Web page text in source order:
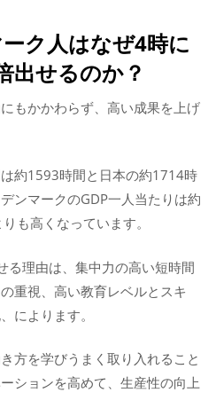
ク人はなぜ4時に
出せるのか？
もかかわらず、高い成果を上げ
約1593時間と日本の約1714時
ンマークのGDP一人当たりは約
も高くなっています。
る理由は、集中力の高い短時間
重視、高い教育レベルとスキ
によります。
方を学びうまく取り入れること
ションを高めて、生産性の向上